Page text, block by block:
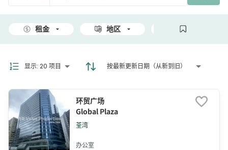
租金 地区 面积
显示: 20 项目 按最新更新日期（从新到旧）
环贸广场
Global Plaza
荃湾
办公室